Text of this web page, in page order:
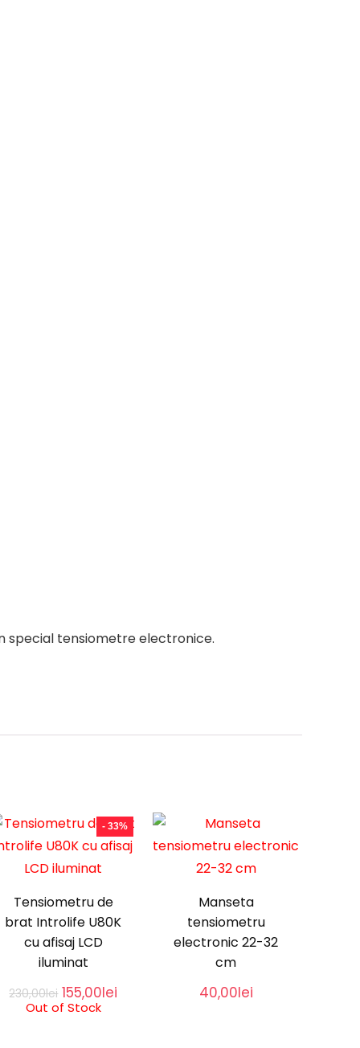
special tensiometre electronice.
- 33%
Tensiometru de
brat Introlife U80K
cu afisaj LCD
iluminat
230,00lei Original
price
155,00lei
Out of Stock
Manseta
tensiometru
electronic 22-32
cm
40,00lei